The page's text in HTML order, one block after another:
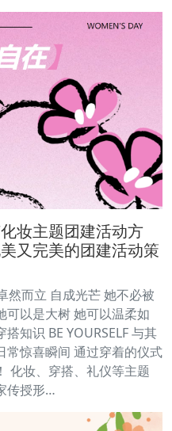
妆主题团建活动方
又完美的团建活动策
然而立 自成光芒 她不必被
可以是大树 她可以温柔如
知识 BE YOURSELF 与其
常惊喜瞬间 通过穿着的仪式
化妆、穿搭、礼仪等主题
传授形…